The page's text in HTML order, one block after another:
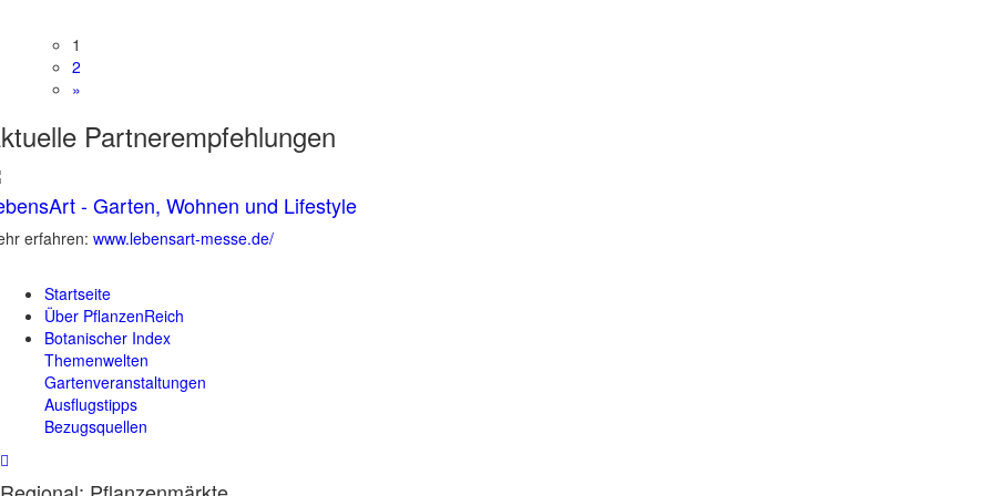
1
2
»
Partnerempfehlungen
- Garten, Wohnen und Lifestyle
erfahren: www.lebensart-messe.de/
Startseite
Über PflanzenReich
Botanischer Index
Themenwelten
Gartenveranstaltungen
Ausflugstipps
Bezugsquellen